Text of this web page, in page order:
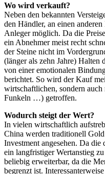
Wo wird verkauft?
Neben den bekannten
den Händler, an einen
Anleger möglich. Da die
ein Abnehmer meist recht
der Steine nicht im
(länger als zehn Jahre) Halten
von einer emotionalen
berichtet. So wird der Kauf
wirtschaftlichen, sondern
Funkeln …) getroffen.
Wodurch steigt der Wert?
In vielen wirtschaftlich
China werden traditionell
Investment angesehen. Da
ein langfristiger Wertanstieg
beliebig erweiterbar, da die
begrenzt ist.